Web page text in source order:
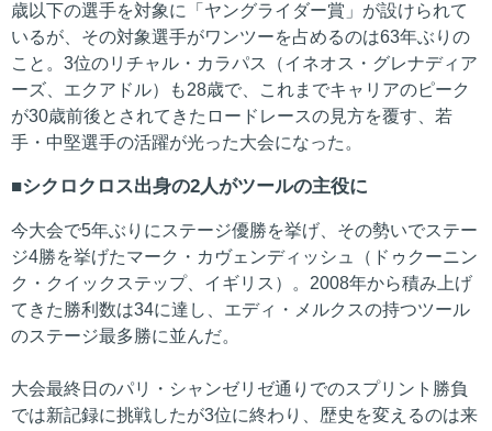
歳以下の選手を対象に「ヤングライダー賞」が設けられて
いるが、その対象選手がワンツーを占めるのは63年ぶりの
こと。3位のリチャル・カラパス（イネオス・グレナディア
ーズ、エクアドル）も28歳で、これまでキャリアのピーク
が30歳前後とされてきたロードレースの見方を覆す、若
手・中堅選手の活躍が光った大会になった。
シクロクロス出身の2人がツールの主役に
今大会で5年ぶりにステージ優勝を挙げ、その勢いでステー
ジ4勝を挙げたマーク・カヴェンディッシュ（ドゥクーニン
ク・クイックステップ、イギリス）。2008年から積み上げ
てきた勝利数は34に達し、エディ・メルクスの持つツール
のステージ最多勝に並んだ。
大会最終日のパリ・シャンゼリゼ通りでのスプリント勝負
では新記録に挑戦したが3位に終わり、歴史を変えるのは来